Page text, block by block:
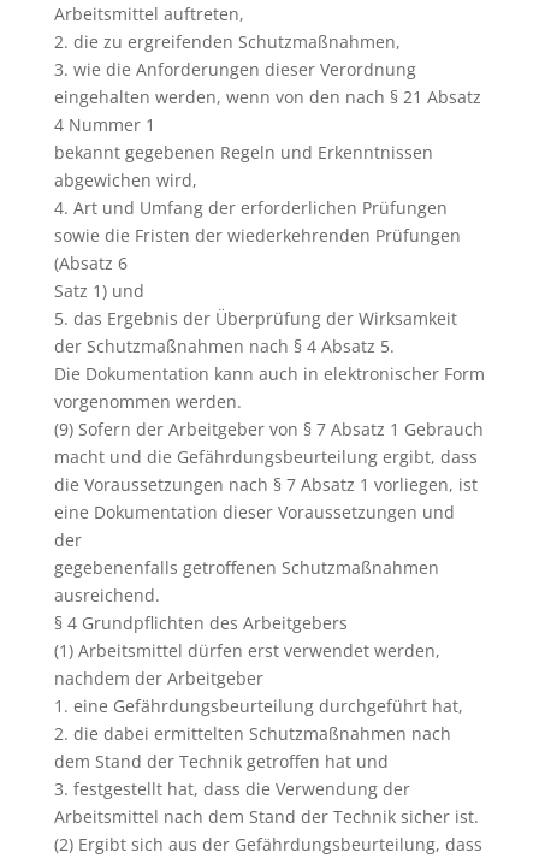
Arbeitsmittel auftreten,
2. die zu ergreifenden Schutzmaßnahmen,
3. wie die Anforderungen dieser Verordnung
eingehalten werden, wenn von den nach § 21 Absatz
4 Nummer 1
bekannt gegebenen Regeln und Erkenntnissen
abgewichen wird,
4. Art und Umfang der erforderlichen Prüfungen
sowie die Fristen der wiederkehrenden Prüfungen
(Absatz 6
Satz 1) und
5. das Ergebnis der Überprüfung der Wirksamkeit
der Schutzmaßnahmen nach § 4 Absatz 5.
Die Dokumentation kann auch in elektronischer Form
vorgenommen werden.
(9) Sofern der Arbeitgeber von § 7 Absatz 1 Gebrauch
macht und die Gefährdungsbeurteilung ergibt, dass
die Voraussetzungen nach § 7 Absatz 1 vorliegen, ist
eine Dokumentation dieser Voraussetzungen und
der
gegebenenfalls getroffenen Schutzmaßnahmen
ausreichend.
§ 4 Grundpflichten des Arbeitgebers
(1) Arbeitsmittel dürfen erst verwendet werden,
nachdem der Arbeitgeber
1. eine Gefährdungsbeurteilung durchgeführt hat,
2. die dabei ermittelten Schutzmaßnahmen nach
dem Stand der Technik getroffen hat und
3. festgestellt hat, dass die Verwendung der
Arbeitsmittel nach dem Stand der Technik sicher ist.
(2) Ergibt sich aus der Gefährdungsbeurteilung, dass